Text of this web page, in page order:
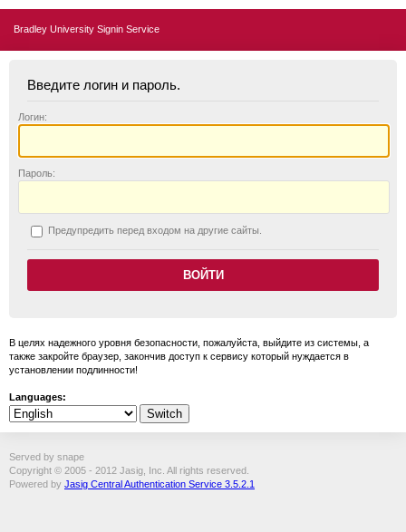
Bradley University Signin Service
Введите логин и пароль.
Логин:
Пароль:
Предупредить перед входом на другие сайты.
В целях надежного уровня безопасности, пожалуйста, выйдите из системы, а
также закройте браузер, закончив доступ к сервису который нуждается в
установлении подлинности!
Languages:
Served by snape
Copyright © 2005 - 2012 Jasig, Inc. All rights reserved.
Powered by Jasig Central Authentication Service 3.5.2.1